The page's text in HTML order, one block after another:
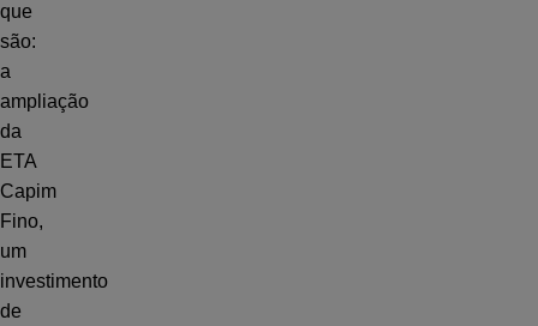
que
são:
a
ampliação
da
ETA
Capim
Fino,
um
investimento
de